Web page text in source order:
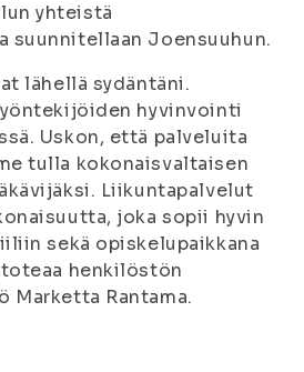
yhteistä
suunnitellaan Joensuuhun.
lähellä sydäntäni.
hyvinvointi
Uskon, että palveluita
tulla kokonaisvaltaisen
Liikuntapalvelut
joka sopii hyvin
sekä opiskelupaikkana
henkilöstön
Marketta Rantama.